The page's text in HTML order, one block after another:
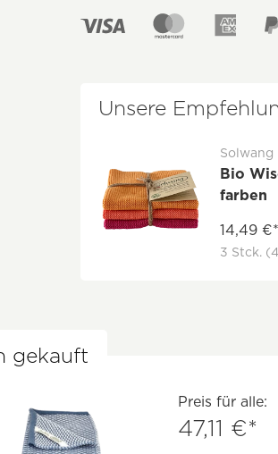
Unsere
Solwang
Bio
farben
14,49 €*
3 Stck.
gekauft
Preis für alle:
47,11 €*